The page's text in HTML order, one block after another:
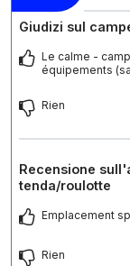
Giudizi sul
Le calme -
équipements
Rien
Recensione
tenda/roulotte
Emplacement
Rien